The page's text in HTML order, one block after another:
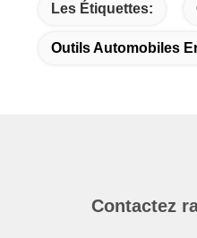
Les Étiquettes:
Outils Automobiles
Contactez